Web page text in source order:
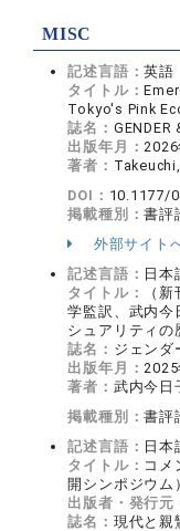
MISC
記述言語：英語
タイトル：
Tokyo's Pink
誌名： GENDER
出版年月：2026
著者：
DOI： 10.1177/
掲載種別：書評
外部サイト
記述言語： 日本
タイトル：
（
学監訳、武内今
シュアリティの
誌名： ジェンダ
出版年月：2025
著者： 武内今日
掲載種別：書評
記述言語： 日本
タイトル： コメ
開シンポジウム
出版者・発行元
誌名： 現代と親